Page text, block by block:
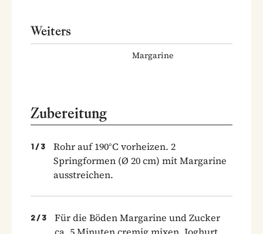
Weiters
Margarine
Zubereitung
1 / 3
Rohr auf 190°C vorheizen. 2
Springformen (Ø 20 cm) mit Margarine
ausstreichen.
2 / 3
Für die Böden Margarine und Zucker